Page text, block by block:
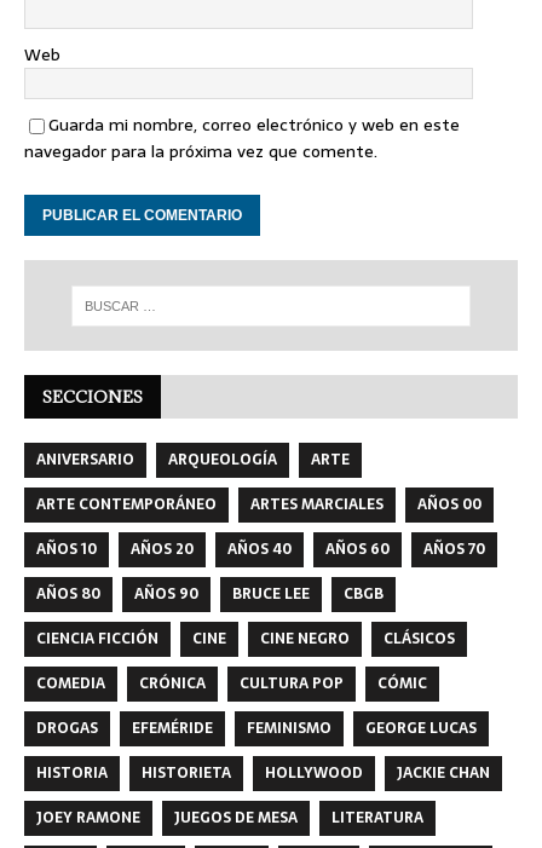
Web
Guarda mi nombre, correo electrónico y web en este
navegador para la próxima vez que comente.
SECCIONES
ANIVERSARIO ARQUEOLOGÍA
ARTE
ARTE CONTEMPORÁNEO
ARTES MARCIALES
AÑOS 00
AÑOS 10
AÑOS 20 AÑOS 40 AÑOS 60
AÑOS 70
AÑOS 80
AÑOS 90 BRUCE LEE
CBGB
CIENCIA FICCIÓN
CINE CINE NEGRO
CLÁSICOS
COMEDIA
CRÓNICA CULTURA POP
CÓMIC
DROGAS
EFEMÉRIDE FEMINISMO
GEORGE LUCAS
HISTORIA
HISTORIETA HOLLYWOOD
JACKIE CHAN
JOEY RAMONE
JUEGOS DE MESA
LITERATURA